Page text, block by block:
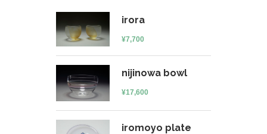
irora
¥7,700
nijinowa bowl
¥17,600
iromoyo plate